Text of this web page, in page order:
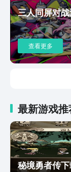
哪的说明。目
给的评价还是
戏，那么就不
三人同屏对
查看更多
最新游戏推
秘境勇者传